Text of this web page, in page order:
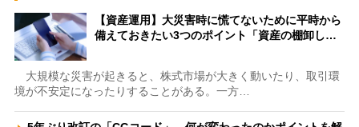
【資産運用】大災害時に慌てないために平時から
備えておきたい3つのポイント「資産の棚卸し…
大規模な災害が起きると、株式市場が大きく動いたり、取引環
境が不安定になったりすることがある。一方…